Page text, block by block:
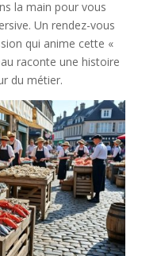
la main pour vous
Un rendez-vous
qui anime cette «
raconte une histoire
du métier.